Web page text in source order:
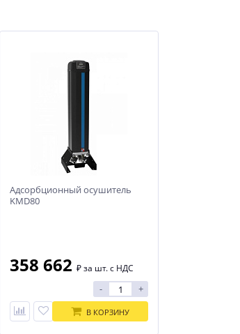
Адсорбционный осушитель
KMD80
358 662 ₽за шт. с НДС
- +
В КОРЗИНУ